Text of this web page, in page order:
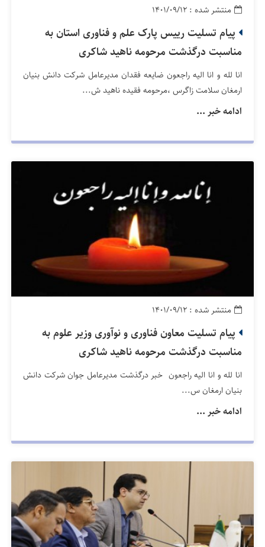
منتشر شده : ۱۴۰۱/۰۹/۱۲
پیام تسلیت رییس پارک علم و فناوری استان به
مناسبت درگذشت مرحومه ناهید شاکری
انا لله و انا الیه راجعون ضایعه فقدان مدیرعامل شرکت دانش بنیان
ارمغان سلامت زاگرس ،مرحومه فقیده ناهید ش...
ادامه خبر ...
منتشر شده : ۱۴۰۱/۰۹/۱۲
پیام تسلیت معاون فناوری و نوآوری وزیر علوم به
مناسبت درگذشت مرحومه ناهید شاکری
انا لله و انا الیه راجعون خبر درگذشت مدیرعامل جوان شرکت دانش
بنیان ارمغان س...
ادامه خبر ...